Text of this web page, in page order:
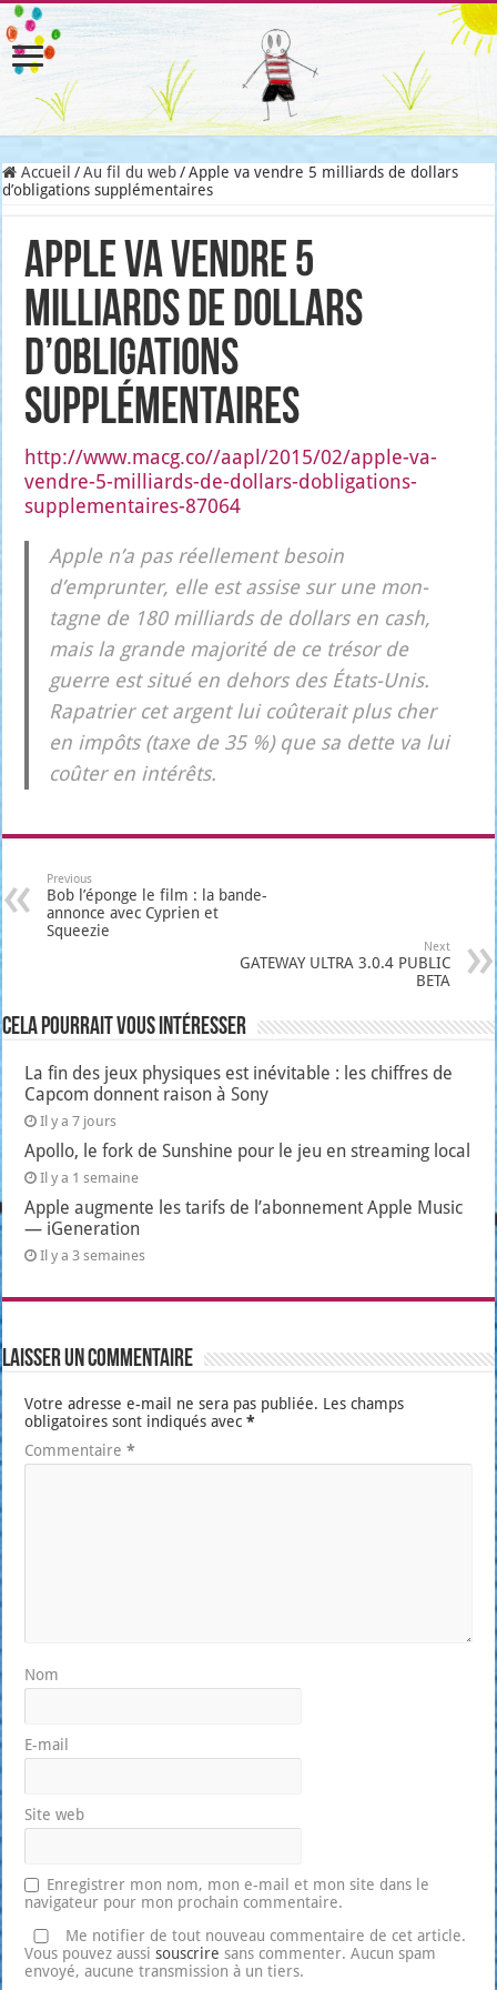
Accueil / Au fil du web / Apple va vendre 5 milliards de dollars
d’obligations supplémentaires
Apple va vendre 5
milliards de dollars
d’obligations
supplémentaires
http://www.macg.co//aapl/2015/02/apple-va-
vendre-5-milliards-de-dollars-dobligations-
supplementaires-87064
Apple n’a pas réel­le­ment besoin
d’emprunter, elle est assise sur une mon­
tagne de 180 mil­liards de dol­lars en cash,
mais la grande majo­ri­té de ce tré­sor de
guerre est situé en dehors des États-Unis.
Rapa­trier cet argent lui coû­te­rait plus cher
en impôts (taxe de 35 %) que sa dette va lui
coû­ter en inté­rêts.
Previous
Bob l’éponge le film : la bande-
annonce avec Cyprien et
Squeezie
Next
GATEWAY ULTRA 3.0.4 PUBLIC
BETA
Cela pourrait vous intéresser
La fin des jeux physiques est inévitable : les chiffres de
Capcom donnent raison à Sony
Il y a 7 jours
Apollo, le fork de Sunshine pour le jeu en streaming local
Il y a 1 semaine
Apple augmente les tarifs de l’abonnement Apple Music
— iGeneration
Il y a 3 semaines
Laisser un commentaire
Votre adresse e-mail ne sera pas publiée. Les champs
obligatoires sont indiqués avec*
Commentaire*
Nom
E-mail
Site web
Enregistrer mon nom, mon e-mail et mon site dans le
navigateur pour mon prochain commentaire.
Me notifier de tout nouveau commentaire de cet article.
Vous pouvez aussisouscrire sans commenter. Aucun spam
envoyé, aucune transmission à un tiers.